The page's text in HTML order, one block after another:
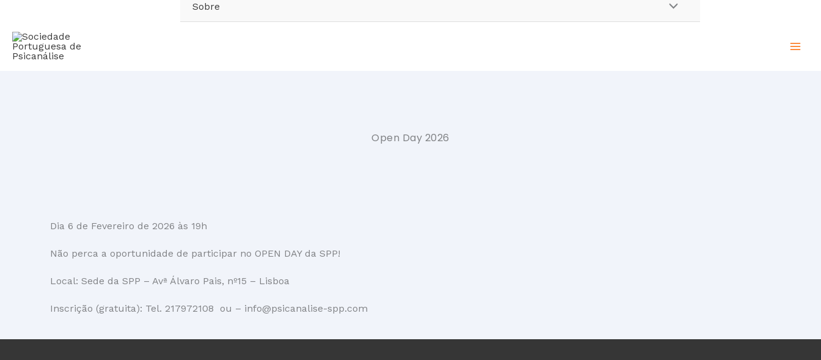
Sobre
Open Day 2026
Dia 6 de Fevereiro de 2026 às 19h
Não perca a oportunidade de participar no OPEN DAY da SPP!
Local: Sede da SPP – Avª Álvaro Pais, nº15 – Lisboa
Inscrição (gratuita): Tel. 217972108 ou – info@psicanalise-spp.com